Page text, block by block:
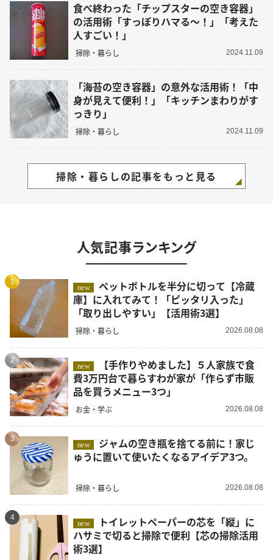
食べ終わった「チップスターの空き容器」
の活用術「すっぽりハマる～！」「考えた
人すごい！」
掃除・暮らし 2024.11.09
「海苔の空き容器」の意外な活用術！「中
身が見えて便利！」「キッチンまわりがす
っきり」
掃除・暮らし 2024.11.09
掃除・暮らしの記事をもっと見る
人気記事ランキング
1
new
ペットボトルを半分に切って【冷蔵
庫】に入れてみて！「ピッタリ入った」
「取り出しやすい」【活用術3選】
掃除・暮らし 2026.08.08
2
new
費3万円台で暮らすわが家が「作らず市販
品を買うメニュー3つ」
お金・学ぶ 2026.08.08
3
new
ゅうに置いて使いたくなるアイデア3つ。
掃除・暮らし 2026.08.08
4
new
ハサミで切ると掃除で便利【芯の掃除活用
術3選】